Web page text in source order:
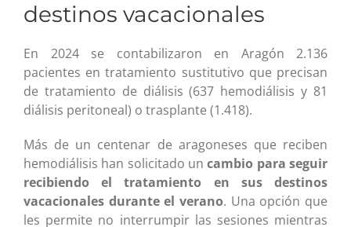
destinos vacacionales
En 2024 se contabilizaron en Aragón 2.136
pacientes en tratamiento sustitutivo que precisan
de tratamiento de diálisis (637 hemodiálisis y 81
diálisis peritoneal) o trasplante (1.418).
Más de un centenar de aragoneses que reciben
hemodiálisis han solicitado uncambio para seguir
recibiendo el tratamiento en sus destinos
vacacionales durante el verano. Una opción que
les permite no interrumpir las sesiones mientras